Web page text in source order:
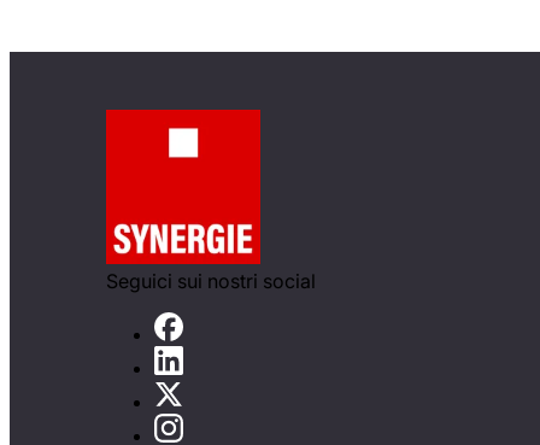
Seguici sui nostri social